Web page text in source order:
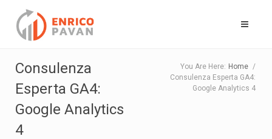
Consulenza
Esperta GA4:
Google Analytics
4
You Are Here: Home /
Consulenza Esperta GA4:
Google Analytics 4